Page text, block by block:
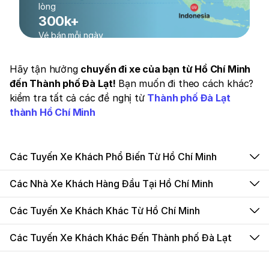
lòng
300k+
Vé bán mỗi ngày
Hãy tận hưởng chuyến đi xe của bạn từ Hồ Chí Minh
đến Thành phố Đà Lạt! Bạn muốn đi theo cách khác?
kiểm tra tất cả các đề nghị từ Thành phố Đà Lạt
thành Hồ Chí Minh
Các Tuyến Xe Khách Phổ Biến Từ Hồ Chí Minh
Các Nhà Xe Khách Hàng Đầu Tại Hồ Chí Minh
Các Tuyến Xe Khách Khác Từ Hồ Chí Minh
Các Tuyến Xe Khách Khác Đến Thành phố Đà Lạt